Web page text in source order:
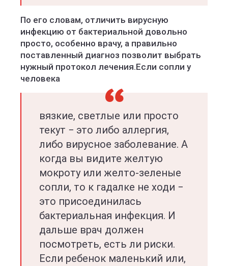
По его словам, отличить вирусную
инфекцию от бактериальной довольно
просто, особенно врачу, а правильно
поставленный диагноз позволит выбрать
нужный протокол лечения.Если сопли у
человека
вязкие, светлые или просто
текут − это либо аллергия,
либо вирусное заболевание. А
когда вы видите желтую
мокроту или желто-зеленые
сопли, то к гадалке не ходи −
это присоединилась
бактериальная инфекция. И
дальше врач должен
посмотреть, есть ли риски.
Если ребенок маленький или,